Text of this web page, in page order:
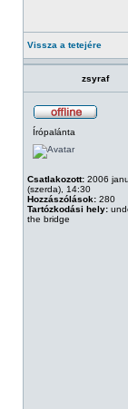
Vissza a tetejére
zsyraf
Írópalánta
Csatlakozott: 2006
(szerda), 14:30
Hozzászólások: 280
Tartózkodási hely:
the bridge